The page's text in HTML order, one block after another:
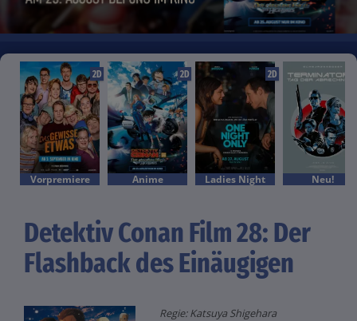
2D
Vorpremiere
2D
Anime
2D
Ladies Night Neu!
Detektiv Conan Film 28: Der
Flashback des Einäugigen
Regie: Katsuya Shigehara